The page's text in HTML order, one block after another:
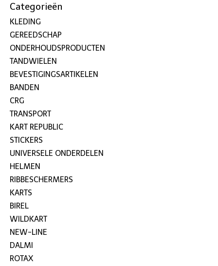
Categorieën
KLEDING
GEREEDSCHAP
ONDERHOUDSPRODUCTEN
TANDWIELEN
BEVESTIGINGSARTIKELEN
BANDEN
CRG
TRANSPORT
KART REPUBLIC
STICKERS
UNIVERSELE ONDERDELEN
HELMEN
RIBBESCHERMERS
KARTS
BIREL
WILDKART
NEW-LINE
DALMI
ROTAX